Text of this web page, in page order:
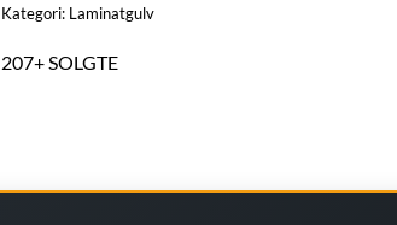
Kategori: Laminatgulv
207+ SOLGTE